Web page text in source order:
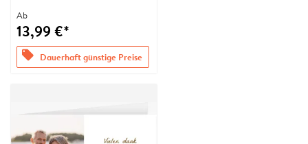
Ab
13,99 €*
offers Dauerhaft günstige Preise